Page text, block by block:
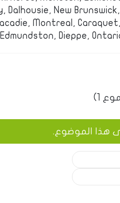
Dalhousie, New
Montreal,
Edmundston, Dieppe,
1)
هذا الموضوع.